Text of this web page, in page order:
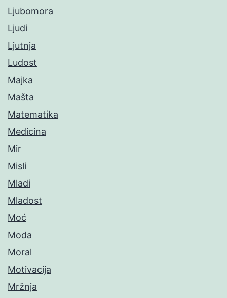
Ljubomora
Ljudi
Ljutnja
Ludost
Majka
Mašta
Matematika
Medicina
Mir
Misli
Mladi
Mladost
Moć
Moda
Moral
Motivacija
Mržnja